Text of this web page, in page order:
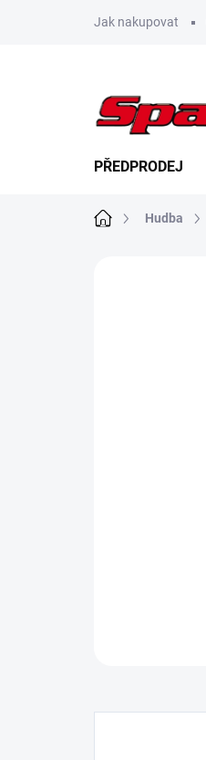
Jak nakupovat
PŘEDPRODEJ
Domů Hudba